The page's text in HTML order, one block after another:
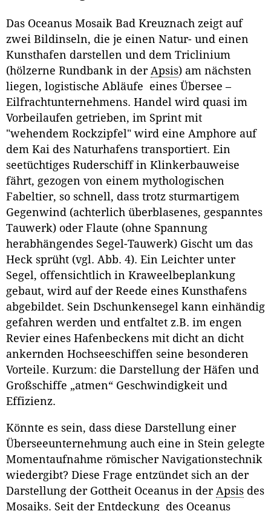
Das Oceanus Mosaik Bad Kreuznach zeigt auf
zwei Bildinseln, die je einen Natur- und einen
Kunsthafen darstellen und dem Triclinium
(hölzerne Rundbank in der Apsis) am nächsten
liegen, logistische Abläufe eines Übersee –
Eilfrachtunternehmens. Handel wird quasi im
Vorbeilaufen getrieben, im Sprint mit
"wehendem Rockzipfel" wird eine Amphore auf
dem Kai des Naturhafens transportiert. Ein
seetüchtiges Ruderschiff in Klinkerbauweise
fährt, gezogen von einem mythologischen
Fabeltier, so schnell, dass trotz sturmartigem
Gegenwind (achterlich überblasenes, gespanntes
Tauwerk) oder Flaute (ohne Spannung
herabhängendes Segel-Tauwerk) Gischt um das
Heck sprüht (vgl. Abb. 4). Ein Leichter unter
Segel, offensichtlich in Kraweelbeplankung
gebaut, wird auf der Reede eines Kunsthafens
abgebildet. Sein Dschunkensegel kann einhändig
gefahren werden und entfaltet z.B. im engen
Revier eines Hafenbeckens mit dicht an dicht
ankernden Hochseeschiffen seine besonderen
Vorteile. Kurzum: die Darstellung der Häfen und
Großschiffe „atmen“ Geschwindigkeit und
Effizienz.
Könnte es sein, dass diese Darstellung einer
Überseeunternehmung auch eine in Stein gelegte
Momentaufnahme römischer Navigationstechnik
wiedergibt? Diese Frage entzündet sich an der
Darstellung der Gottheit Oceanus in der Apsis des
Mosaiks. Seit der Entdeckung des Oceanus